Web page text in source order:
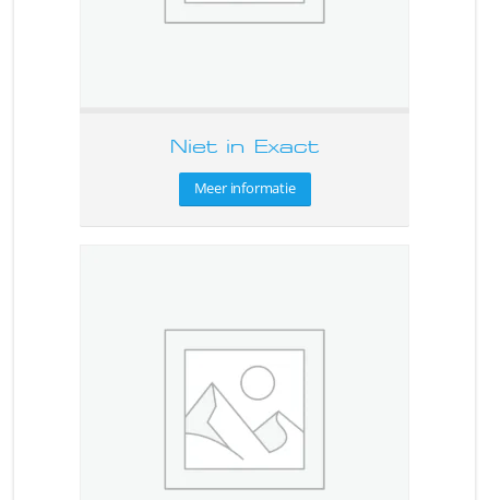
Niet in Exact
Meer informatie